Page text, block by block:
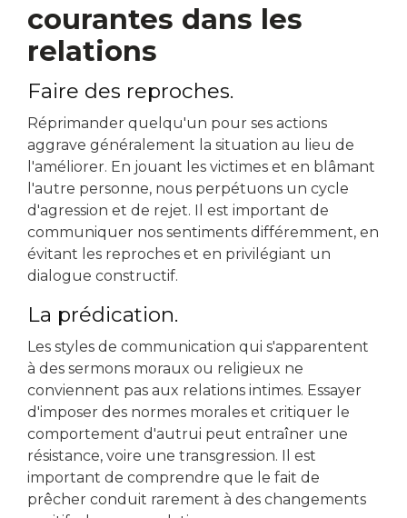
courantes dans les
relations
Faire des reproches.
Réprimander quelqu'un pour ses actions
aggrave généralement la situation au lieu de
l'améliorer. En jouant les victimes et en blâmant
l'autre personne, nous perpétuons un cycle
d'agression et de rejet. Il est important de
communiquer nos sentiments différemment, en
évitant les reproches et en privilégiant un
dialogue constructif.
La prédication.
Les styles de communication qui s'apparentent
à des sermons moraux ou religieux ne
conviennent pas aux relations intimes. Essayer
d'imposer des normes morales et critiquer le
comportement d'autrui peut entraîner une
résistance, voire une transgression. Il est
important de comprendre que le fait de
prêcher conduit rarement à des changements